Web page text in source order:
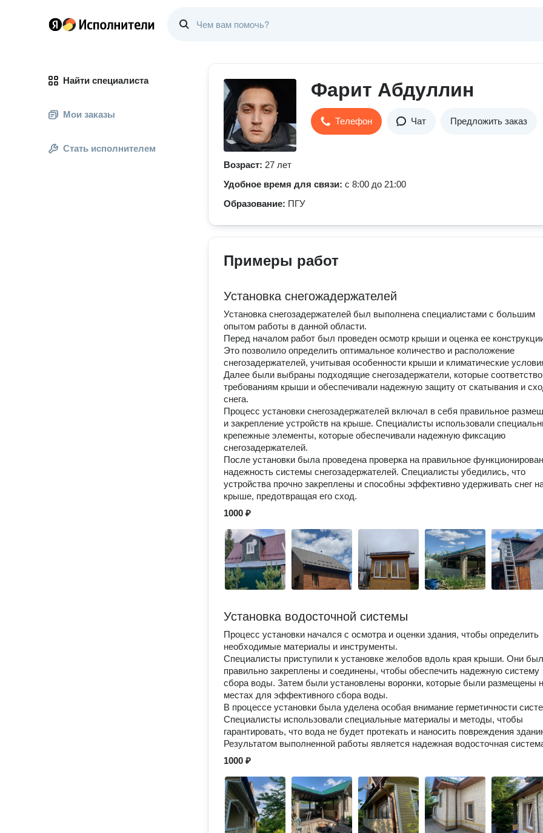
Найти специалиста
Мои заказы
Стать исполнителем
Фарит Абдуллин
Телефон Чат Предложить заказ
Возраст: 27 лет
Удобное время для связи: с 8:00 до 21:00
Образование: ПГУ
Примеры работ
Установка снегожадержателей
Установка снегозадержателей был выполнена специалистами с большим
опытом работы в данной области.
Перед началом работ был проведен осмотр крыши и оценка ее
Это позволило определить оптимальное количество и расположение
снегозадержателей, учитывая особенности крыши и климатические
Далее были выбраны подходящие снегозадержатели, которые
требованиям крыши и обеспечивали надежную защиту от скатывания и
снега.
Процесс установки снегозадержателей включал в себя правильное
и закрепление устройств на крыше. Специалисты использовали
крепежные элементы, которые обеспечивали надежную фиксацию
снегозадержателей.
После установки была проведена проверка на правильное
надежность системы снегозадержателей. Специалисты убедились, что
устройства прочно закреплены и способны эффективно удерживать снег
крыше, предотвращая его сход.
1000 ₽
Установка водосточной системы
Процесс установки начался с осмотра и оценки здания, чтобы определить
необходимые материалы и инструменты.
Специалисты приступили к установке желобов вдоль края крыши. Они
правильно закреплены и соединены, чтобы обеспечить надежную систему
сбора воды. Затем были установлены воронки, которые были размещены
местах для эффективного сбора воды.
В процессе установки была уделена особая внимание герметичности
Специалисты использовали специальные материалы и методы, чтобы
гарантировать, что вода не будет протекать и наносить повреждения
Результатом выполненной работы является надежная водосточная
1000 ₽